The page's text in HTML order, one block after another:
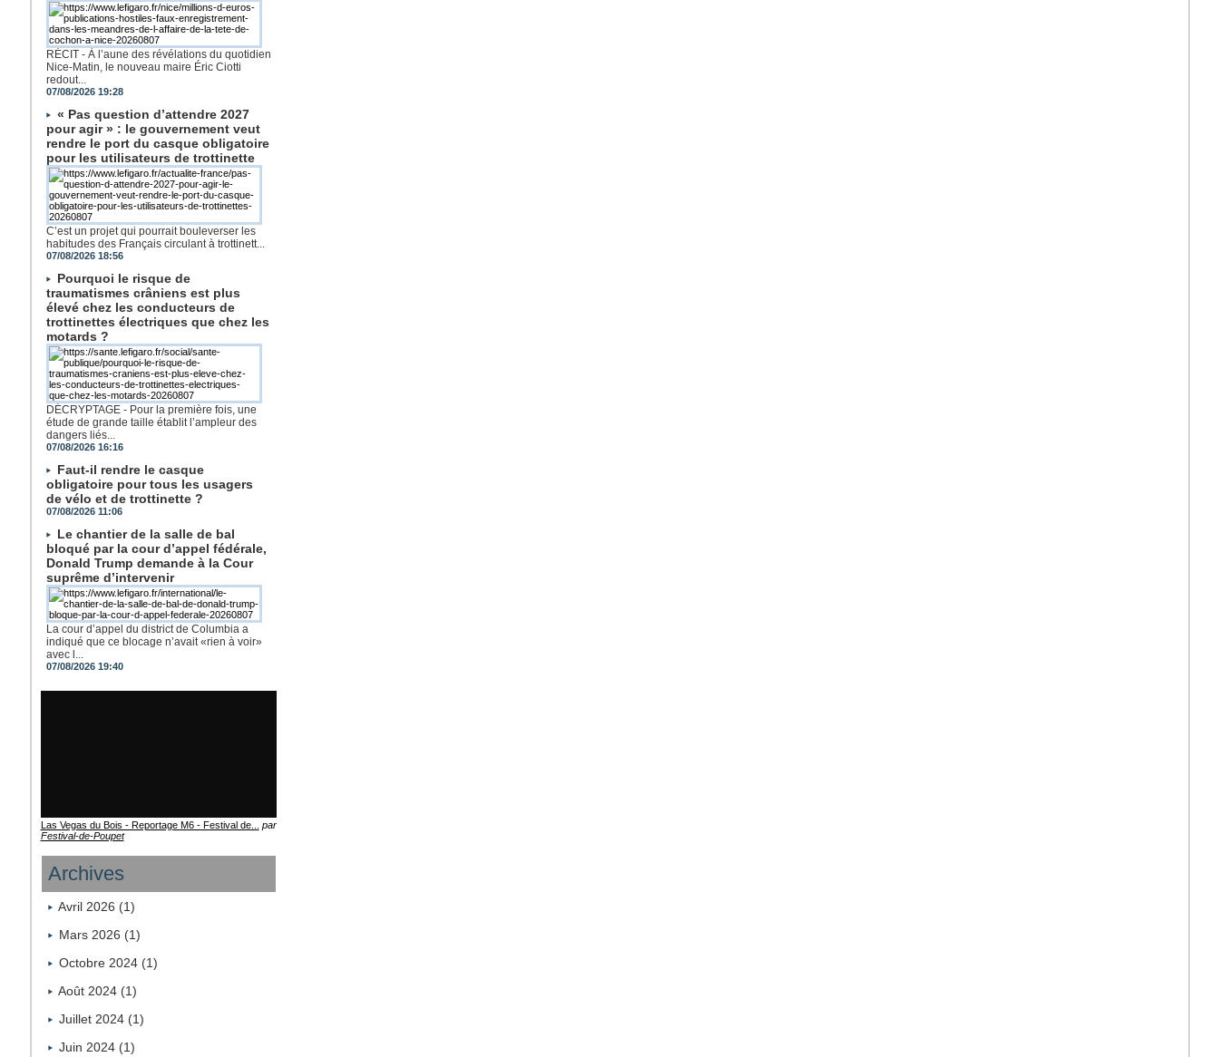
RÉCIT - À l’aune des révélations du quotidien
Nice-Matin, le nouveau maire Éric Ciotti
redout...
07/08/2026 19:28
« Pas question d’attendre 2027
pour agir » : le gouvernement veut
rendre le port du casque obligatoire
pour les utilisateurs de trottinette
C’est un projet qui pourrait bouleverser les
habitudes des Français circulant à trottinett...
07/08/2026 18:56
Pourquoi le risque de
traumatismes crâniens est plus
élevé chez les conducteurs de
trottinettes électriques que chez les
motards ?
DÉCRYPTAGE - Pour la première fois, une
étude de grande taille établit l’ampleur des
dangers liés...
07/08/2026 16:16
Faut-il rendre le casque
obligatoire pour tous les usagers
de vélo et de trottinette ?
07/08/2026 11:06
Le chantier de la salle de bal
bloqué par la cour d’appel fédérale,
Donald Trump demande à la Cour
suprême d’intervenir
La cour d’appel du district de Columbia a
indiqué que ce blocage n’avait «rien à voir»
avec l...
07/08/2026 19:40
Las Vegas du Bois - Reportage M6 - Festival de...
par
Festival-de-Poupet
Archives
Avril 2026 (1)
Mars 2026 (1)
Octobre 2024 (1)
Août 2024 (1)
Juillet 2024 (1)
Juin 2024 (1)